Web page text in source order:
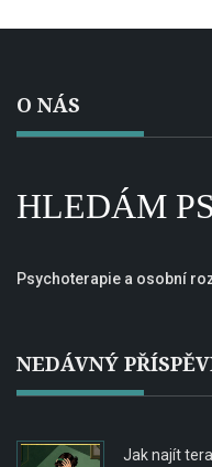
O NÁS
HLEDÁM
Psychoterapie a osobní
NEDÁVNÝ
Jak najít